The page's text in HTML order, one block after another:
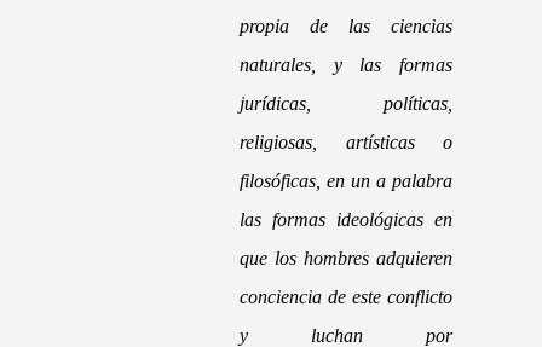
propia de las ciencias
naturales, y las formas
jurídicas, políticas,
religiosas, artísticas o
filosóficas, en un a palabra
las formas ideológicas en
que los hombres adquieren
conciencia de este conflicto
y luchan por